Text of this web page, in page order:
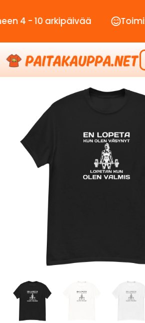
arkipäivää